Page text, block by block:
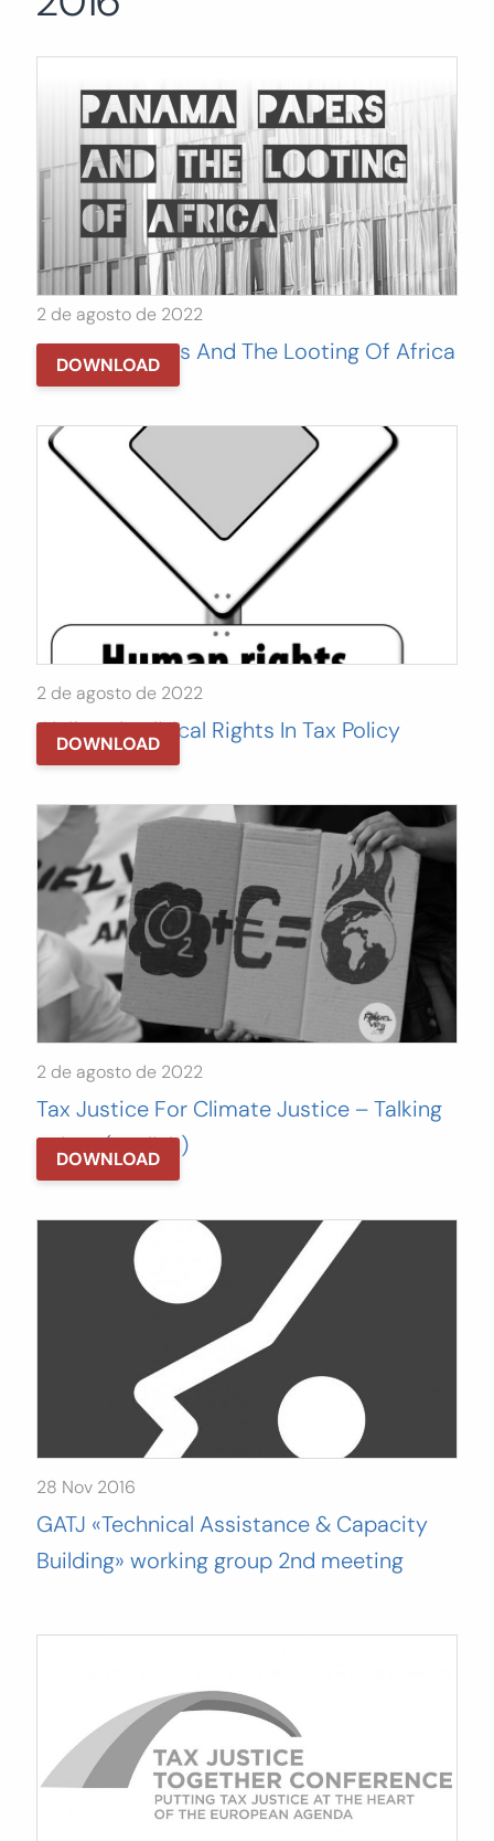
2 de agosto de 2022
Panama Papers And The Looting Of Africa
DOWNLOAD
2 de agosto de 2022
Civil And Political Rights In Tax Policy
DOWNLOAD
2 de agosto de 2022
Tax Justice For Climate Justice – Talking
Points (English)
DOWNLOAD
28 Nov 2016
GATJ «Technical Assistance & Capacity
Building» working group 2nd meeting